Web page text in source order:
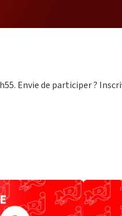
Envie de participer ?